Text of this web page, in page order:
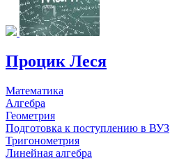
Процик Леся
Математика
Алгебра
Геометрия
Подготовка к поступлению в ВУЗ
Тригонометрия
Линейная алгебра